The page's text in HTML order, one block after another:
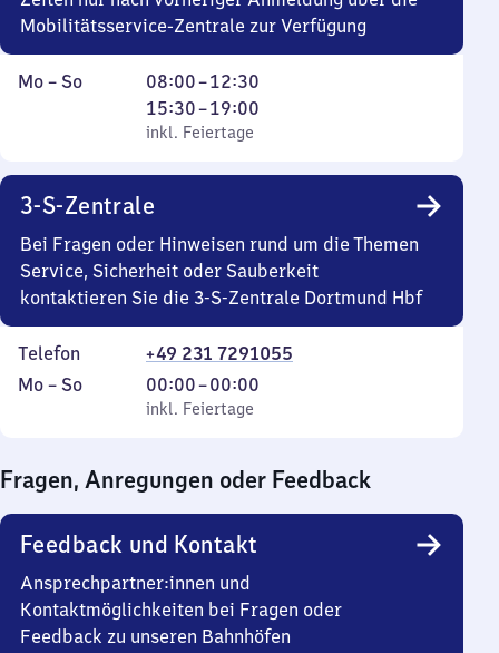
Mobilitätsservice-Zentrale zur Verfügung
Montag
Mo – So,
inkl. Feiertage
08:00–12:30
Von
8
Uhr
Uhr
30
15:30–19:00
Von
15
Uhr
19
Uhr
inkl. Feiertage
3-S-Zentrale
Bei Fragen oder Hinweisen rund um die Themen
Service, Sicherheit oder Sauberkeit
kontaktieren Sie die 3-S-Zentrale Dortmund Hbf
Telefon
+49 231 7291055
Montag
Mo – So,
inkl. Feiertage
00:00–00:00
Von
0
0
Uhr
inkl. Feiertage
Fragen, Anregungen oder Feedback
Feedback und Kontakt
Ansprechpartner:innen und
Kontaktmöglichkeiten bei Fragen oder
Feedback zu unseren Bahnhöfen